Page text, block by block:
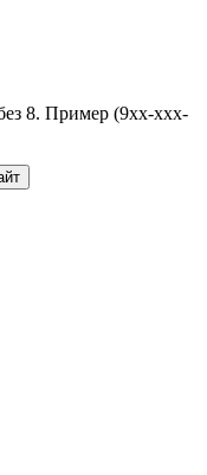
8. Пример (9хх-ххх-